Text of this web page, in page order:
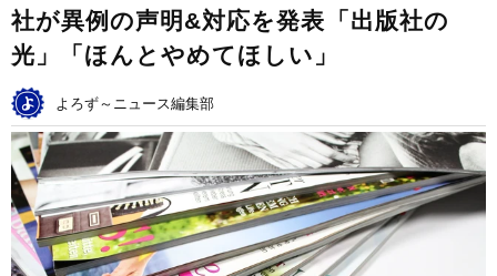
社が異例の声明&対応を発表「出版社の
光」「ほんとやめてほしい」
よろず～ニュース編集部